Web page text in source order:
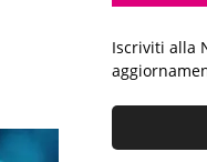
Iscriviti alla